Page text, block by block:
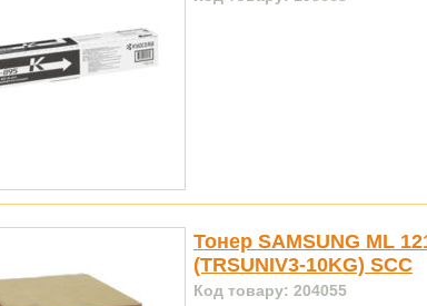
Тонер SAMSUNG ML
(TRSUNIV3-10KG) SCC
Код товару: 204055